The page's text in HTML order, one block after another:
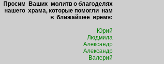
Просим Ваших молитв о благоделях
нашего храма, которые помогли нам
в ближайшее время:
Юрий
Людмила
Александр
Александр
Валерий